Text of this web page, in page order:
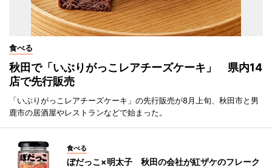
食べる
秋田で「いぶりがっこレアチーズケーキ」 県内14
店で先行販売
「いぶりがっこレアチーズケーキ」の先行販売が8月上旬、秋田市と男
鹿市の居酒屋やレストランなどで始まった。
食べる
ぼだっこ×明太子 秋田の会社が紅ザケのフレーク